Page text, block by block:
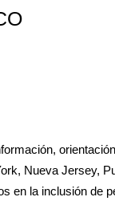
Nueva Jersey,
en la inclusión de